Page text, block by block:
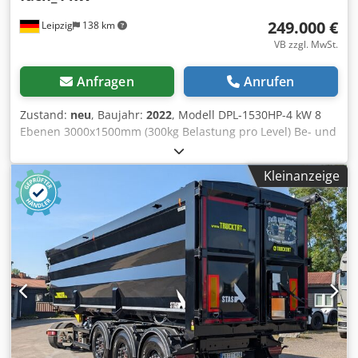
Leipzig 138 km 249.000 €
VB zzgl. MwSt.
Anfragen Anrufen
Zustand: neu, Baujahr: 2022, Modell DPL-1530HP-4 kW 8
Ebenen 3000x1500mm (300kg Belastung pro Level) Be- und
Entladungssystem Laser Raycus 4 kW Steurung FSCUT
2000ER Laserkopf Raytools BM115 Autofokus Kühler Hanli
3.8 kW Luftgebläse 11kW Dkjdpfeci Ik Sox Aa Uor
Verschachtelungssoftware Cypnest-Nesting Software
Niederdruck-Gasalarm Gasdruckwächter und SW-
Steuerung Spannungsstabilisator 48-72 KVA Umhausung
nach Laserklasse 4 Heavy Duty Maschinenbasis. High
Leistung Servomotoren. Intelligentes
Schneidsteuerungssystem, einfache Bedienung Schnelles
Anheften, unterstützt durch Segment- und
Stufenanhefttechnologie Spezialisierter Luftkanal mit
überdimensioniertem Kaliber, macht den Rauchabzug
glatt. Komplett geschlossene Konstruktion Europäische CE-
Kleinanzeige